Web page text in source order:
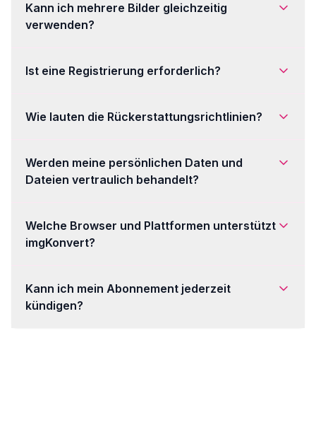
Kann ich mehrere Bilder gleichzeitig
verwenden?
Ist eine Registrierung erforderlich?
Wie lauten die Rückerstattungsrichtlinien?
Werden meine persönlichen Daten und
Dateien vertraulich behandelt?
Welche Browser und Plattformen unterstützt
imgKonvert?
Kann ich mein Abonnement jederzeit
kündigen?